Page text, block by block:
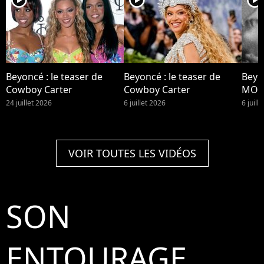
Beyoncé : le teaser de
Cowboy Carter
24 juillet 2026
Beyoncé : le teaser de
Cowboy Carter
6 juillet 2026 6
VOIR TOUTES LES VIDÉOS
SON